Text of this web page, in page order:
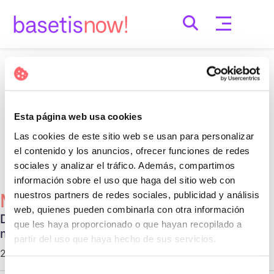
Esta página web usa cookies
Las cookies de este sitio web se usan para personalizar
el contenido y los anuncios, ofrecer funciones de redes
sociales y analizar el tráfico. Además, compartimos
información sobre el uso que haga del sitio web con
nuestros partners de redes sociales, publicidad y análisis
web, quienes pueden combinarla con otra información
que les haya proporcionado o que hayan recopilado a
partir del uso que haya hecho de sus servicios.
Selección
Nothing Found
Perhaps searching can help.
Cerca:
Més Populars
Diferentes tipos de relaciones no
monogámicas
29 d'octubre de 2020 |Communication